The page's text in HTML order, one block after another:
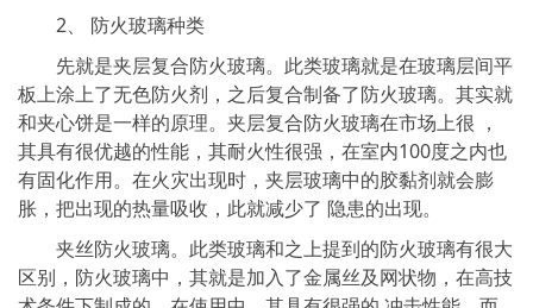
2、 防火玻璃种类
先就是夹层复合防火玻璃。此类玻璃就是在玻璃层间平
板上涂上了无色防火剂，之后复合制备了防火玻璃。其实就
和夹心饼是一样的原理。夹层复合防火玻璃在市场上很 ，
其具有很优越的性能，其耐火性很强，在室内100度之内也
有固化作用。在火灾出现时，夹层玻璃中的胶黏剂就会膨
胀，把出现的热量吸收，此就减少了 隐患的出现。
夹丝防火玻璃。此类玻璃和之上提到的防火玻璃有很大
区别，防火玻璃中，其就是加入了金属丝及网状物，在高技